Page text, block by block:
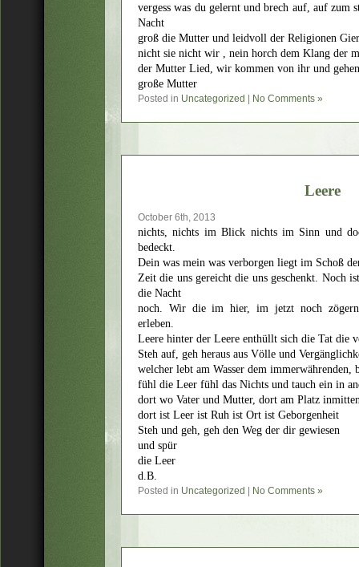
vergess was du gelernt und brech auf, auf zum
Nacht
groß die Mutter und leidvoll der Religionen Gier
nicht sie nicht wir , nein horch dem Klang der
der Mutter Lied, wir kommen von ihr und
große Mutter
Posted in Uncategorized | No Comments »
Leere
October 6th, 2013
nichts, nichts im Blick nichts im Sinn und
bedeckt.
Dein was mein was verborgen liegt im Schoß
Zeit die uns gereicht die uns geschenkt. Noch
die Nacht
noch. Wir die im hier, im jetzt noch zögern
erleben.
Leere hinter der Leere enthüllt sich die Tat die
Steh auf, geh heraus aus Völle und
welcher lebt am Wasser dem immerwährenden,
fühl die Leer fühl das Nichts und tauch ein in
dort wo Vater und Mutter, dort am Platz
dort ist Leer ist Ruh ist Ort ist Geborgenheit
Steh und geh, geh den Weg der dir gewiesen
und spür
die Leer
d.B.
Posted in Uncategorized No Comments »